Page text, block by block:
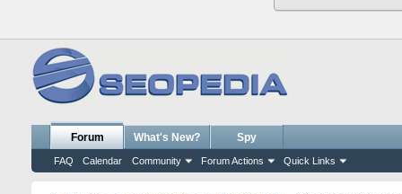
Forum
FAQ Calendar Community Forum Actions Quick Links
What's New? Spy